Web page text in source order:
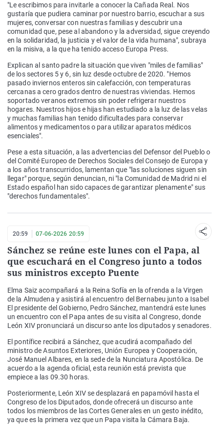
"Le escribimos para invitarle a conocer la Cañada Real. Nos
gustaría que pudiera caminar por nuestro barrio, escuchar a sus
mujeres, conversar con nuestras familias y descubrir una
comunidad que, pese al abandono y la adversidad, sigue creyendo
en la solidaridad, la justicia y el valor de la vida humana", subraya
en la misiva, a la que ha tenido acceso Europa Press.
Explican al santo padre la situación que viven "miles de familias"
de los sectores 5 y 6, sin luz desde octubre de 2020. "Hemos
pasado inviernos enteros sin calefacción, con temperaturas
cercanas a cero grados dentro de nuestras viviendas. Hemos
soportado veranos extremos sin poder refrigerar nuestros
hogares. Nuestros hijos e hijas han estudiado a la luz de las velas
y muchas familias han tenido dificultades para conservar
alimentos y medicamentos o para utilizar aparatos médicos
esenciales".
Pese a esta situación, a las advertencias del Defensor del Pueblo o
del Comité Europeo de Derechos Sociales del Consejo de Europa y
a los años transcurridos, lamentan que "las soluciones siguen sin
llegar" porque, según denuncian, ni "la Comunidad de Madrid ni el
Estado español han sido capaces de garantizar plenamente" sus
"derechos fundamentales".
20:59 07-06-2026 20:59
Sánchez se reúne este lunes con el Papa, al
que escuchará en el Congreso junto a todos
sus ministros excepto Puente
Elma Saiz acompañará a la Reina Sofía en la ofrenda a la Virgen
de la Almudena y asistirá al encuentro del Bernabeu junto a Isabel
El presidente del Gobierno, Pedro Sánchez, mantendrá este lunes
un encuentro con el Papa antes de su visita al Congreso, donde
León XIV pronunciará un discurso ante los diputados y senadores.
El pontífice recibirá a Sánchez, que acudirá acompañado del
ministro de Asuntos Exteriores, Unión Europea y Cooperación,
José Manuel Albares, en la sede de la Nunciatura Apostólica. De
acuerdo a la agenda oficial, esta reunión está prevista que
empiece a las 09.30 horas.
Posteriormente, León XIV se desplazará en papamóvil hasta el
Congreso de los Diputados, donde ofrecerá un discurso ante
todos los miembros de las Cortes Generales en un gesto inédito,
ya que es la primera vez que un Papa visita la Cámara Baja.